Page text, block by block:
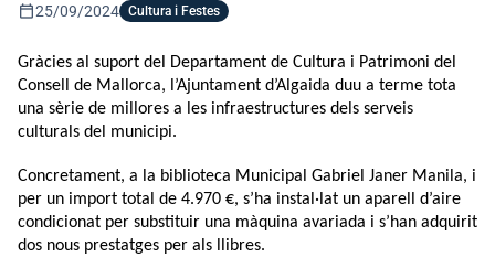
calendar_today25/09/2024 Cultura i Festes
Gràcies al suport del Departament de Cultura i Patrimoni del
Consell de Mallorca, l’Ajuntament d’Algaida duu a terme tota
una sèrie de millores a les infraestructures dels serveis
culturals del municipi.
Concretament, a la biblioteca Municipal Gabriel Janer Manila, i
per un import total de 4.970 €, s’ha instal·lat un aparell d’aire
condicionat per substituir una màquina avariada i s’han adquirit
dos nous prestatges per als llibres.